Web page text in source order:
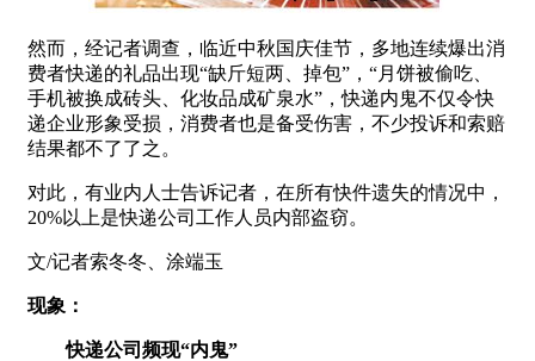
然而，经记者调查，临近中秋国庆佳节，多地连续爆出消
费者快递的礼品出现“缺斤短两、掉包”，“月饼被偷吃、
手机被换成砖头、化妆品成矿泉水”，快递内鬼不仅令快
递企业形象受损，消费者也是备受伤害，不少投诉和索赔
结果都不了了之。
对此，有业内人士告诉记者，在所有快件遗失的情况中，
20%以上是快递公司工作人员内部盗窃。
文/记者索冬冬、涂端玉
现象：
快递公司频现“内鬼”